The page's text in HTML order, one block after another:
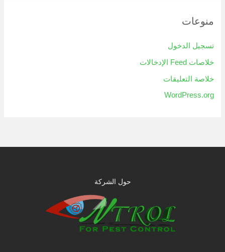
منوعات
تسجيل الدخول
خلاصات Feed الإدخالات
خلاصة التعليقات
WordPress.org
حول الشركة